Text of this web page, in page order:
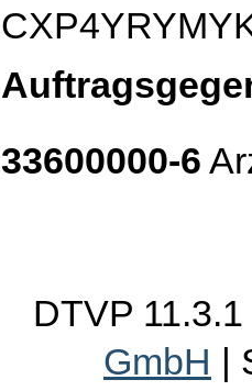
33600000-6
DTVP 11.3.1
GmbH |